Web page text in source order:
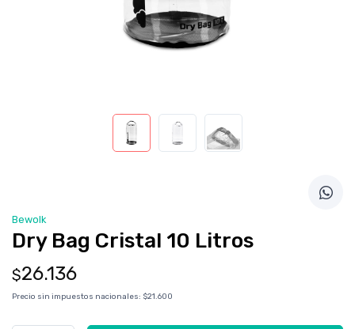
Bewolk
Dry Bag Cristal 10 Litros
$26.136
Precio sin impuestos nacionales: $21.600